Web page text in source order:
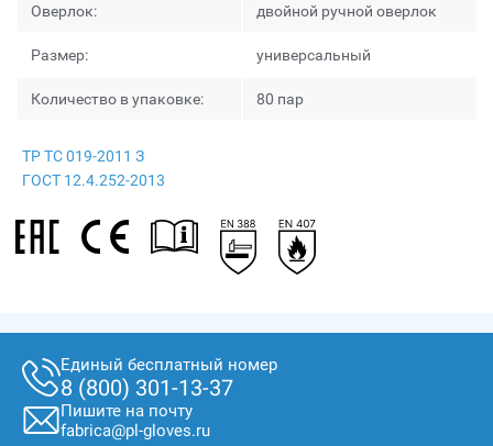
Оверлок: двойной ручной оверлок
Размер: универсальный
Количество в упаковке: 80 пар
ТР ТС 019-2011 З
ГОСТ 12.4.252-2013
Единый бесплатный номер
8 (800) 301-13-37
Пишите на почту
fabrica@pl-gloves.ru